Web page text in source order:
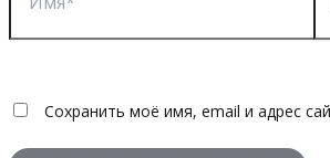
Сохранить моё имя, email и адрес